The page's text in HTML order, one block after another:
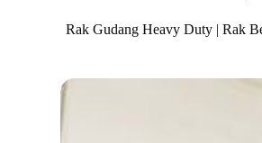
Rak Gudang Heavy Duty | Rak